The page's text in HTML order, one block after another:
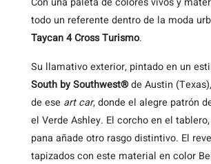
todo un referente dentro de la moda
Taycan 4 Cross Turismo.
Su llamativo exterior, pintado en un
South by Southwest®de Austin
de ese art car, donde el alegre patrón
el Verde Ashley. El corcho en el
pana añade otro rasgo distintivo. El
tapizados con este material en color